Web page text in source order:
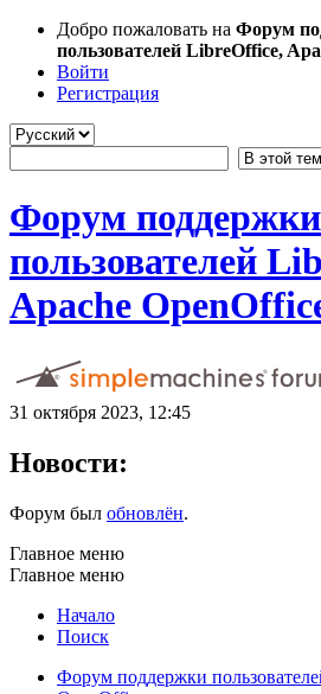
Добро пожаловать на Форум
пользователей LibreOffice,
Войти
Регистрация
Форум поддержки
пользователей
Apache
31 октября 2023, 12:45
Новости:
Форум был обновлён.
Главное меню
Главное меню
Начало
Поиск
Форум поддержки